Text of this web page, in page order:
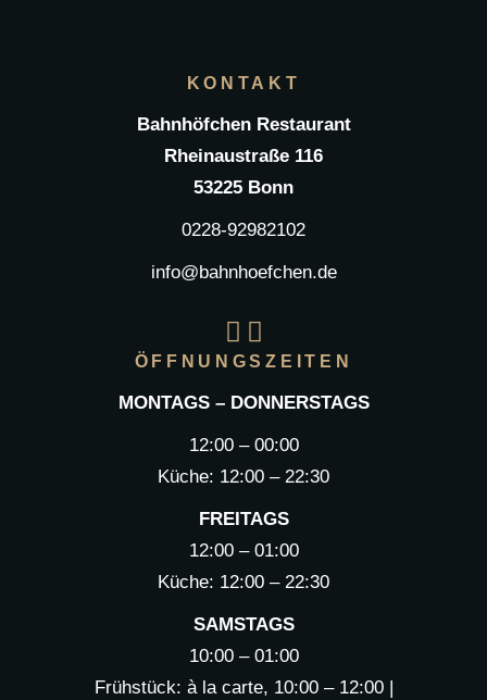
KONTAKT
Bahnhöfchen Restaurant
Rheinaustraße 116
53225 Bonn
0228-92982102
info@bahnhoefchen.de
ÖFFNUNGSZEITEN
MONTAGS – DONNERSTAGS
12:00 – 00:00
Küche: 12:00 – 22:30
FREITAGS
12:00 – 01:00
Küche: 12:00 – 22:30
SAMSTAGS
10:00 – 01:00
Frühstück: à la carte, 10:00 – 12:00 |